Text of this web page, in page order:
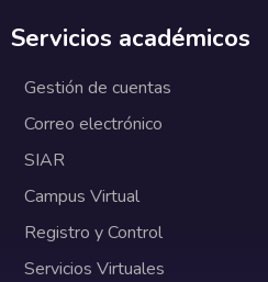
Servicios académicos
Gestión de cuentas
Correo electrónico
SIAR
Campus Virtual
Registro y Control
Servicios Virtuales